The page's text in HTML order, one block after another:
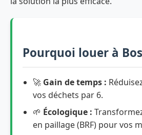
Pourquoi louer à
🚀 Gain de temps :
vos déchets par 6.
🌱 Écologique :
en paillage (BRF) pour vos